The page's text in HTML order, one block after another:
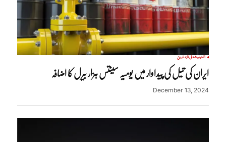
انٹرنیشنلتازہ ترین
ایران کی تیل کی پیداوار میں یومیہ سینتس ہزار بیرل کا اضافہ
December 13, 2024